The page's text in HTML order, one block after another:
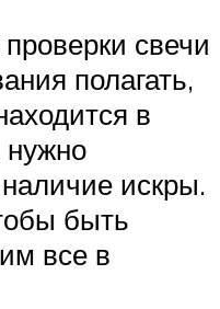
свечи
полагать,
в
нужно
искры.
быть
все в